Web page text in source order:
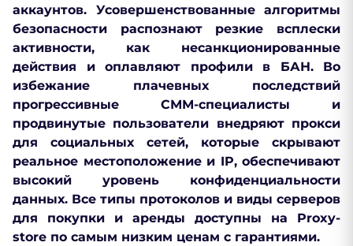
аккаунтов. Усовершенствованные алгоритмы
безопасности распознают резкие всплески
активности, как несанкционированные
действия и оплавляют профили в БАН. Во
избежание плачевных последствий
прогрессивные СММ-специалисты и
продвинутые пользователи внедряют прокси
для социальных сетей, которые скрывают
реальное местоположение и IP, обеспечивают
высокий уровень конфиденциальности
данных. Все типы протоколов и виды серверов
для покупки и аренды доступны на Proxy-
store по самым низким ценам с гарантиями.